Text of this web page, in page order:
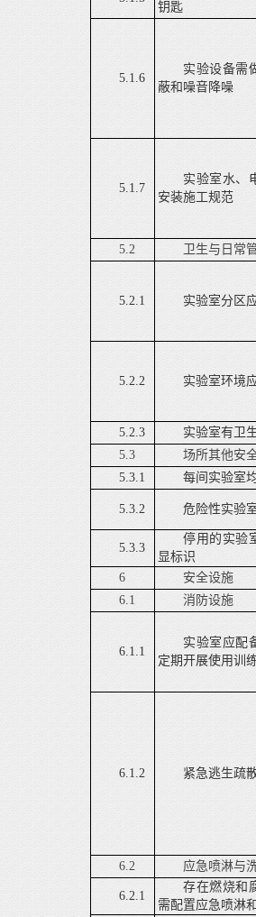
钥匙
5.1.6
实验设备需
蔽和噪音降噪
5.1.7
实验室水、
安装施工规范
5.2 卫生与日常
5.2.1 实验室分区
5.2.2 实验室环境
5.2.3
实验室有卫
5.3
场所其他安
5.3.1
每间实验室
5.3.2 危险性实验
5.3.3
停用的实验
显标识
6
安全设施
6.1
消防设施
6.1.1
实验室应配
定期开展使用训
6.1.2 紧急逃生疏
6.2 应急喷淋与
6.2.1
存在燃烧和
需配置应急喷淋